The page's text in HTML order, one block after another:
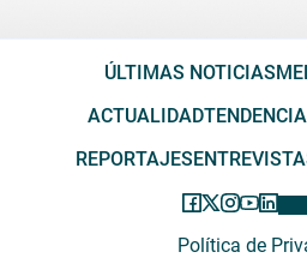
ÚLTIMAS NOTICIAS
ACTUALIDAD
REPORTAJES
Política de